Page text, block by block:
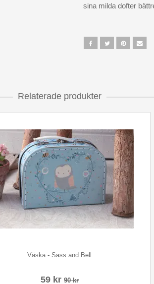
sina milda dofter
Relaterade produkter
Väska - Sass and Bell
59 kr 90 kr